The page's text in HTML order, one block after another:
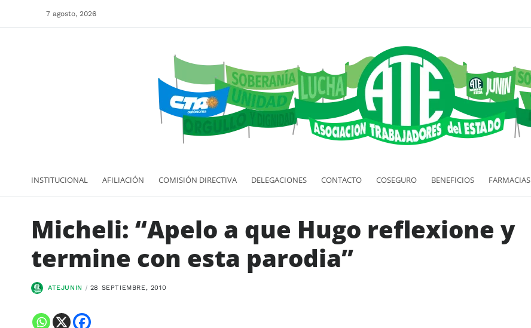
7 agosto, 2026
INSTITUCIONAL AFILIACIÓN COMISIÓN DIRECTIVA DELEGACIONES CONTACTO COSEGURO BENEFICIOS FARMACIAS
Micheli: “Apelo a que Hugo reflexione y
termine con esta parodia”
ATEJUNIN 28 SEPTIEMBRE, 2010